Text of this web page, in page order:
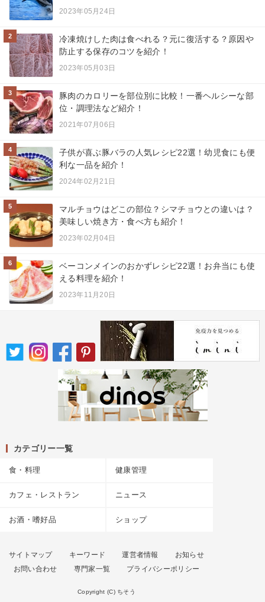
2023年05月24日
2
冷凍焼けした肉は食べれる？元に復活する？原因や
防止する保存のコツを紹介！
2023年05月03日
3
豚肉のカロリーを部位別に比較！一番ヘルシーな部
位・調理法など紹介！
2021年07月06日
4
子供が喜ぶ豚バラの人気レシピ22選！幼児食にも便
利な一品を紹介！
2024年02月21日
5
マルチョウはどこの部位？シマチョウとの違いは？
美味しい焼き方・食べ方も紹介！
2023年02月04日
6
ベーコンメインのおかずレシピ22選！お弁当にも使
える料理を紹介！
2023年11月20日
カテゴリー一覧
食・料理 健康管理
カフェ・レストラン ニュース
お酒・嗜好品 ショップ
サイトマップ キーワード 運営者情報
お知らせ
お問い合わせ
専門家一覧 プライバシーポリシー
Copyright (C) ちそう